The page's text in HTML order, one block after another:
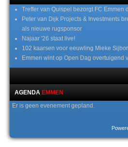
Treffer van Quispel bezorgt FC Emmen
Peter van Dijk Projects & Investments
als nieuwe rugsponsor
Najaar '26 staat live!
102 kaarsen voor eeuwling Mieke
Emmen wint op Open Dag overtuigend
AGENDA EMMEN
Er is geen evenement gepland.